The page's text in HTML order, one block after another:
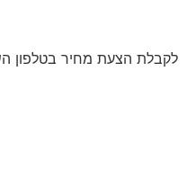
לקבלת הצעת מחיר בטלפון